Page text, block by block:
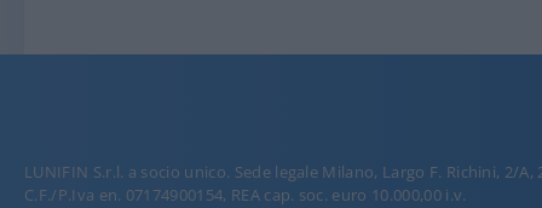
LUNIFIN S.r.l. a socio unico. Sede legale Milano, Largo F. Richini, 2/A,
C.F./P.Iva en. 07174900154, REA cap. soc. euro 10.000,00 i.v.